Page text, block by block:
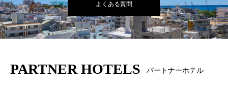
よくある質問
PARTNER HOTELS パートナーホテル